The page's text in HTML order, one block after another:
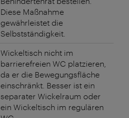
Diese Maßnahme
gewährleistet die
Selbstständigkeit.
Wickeltisch nicht im
barrierefreien WC platzieren,
da er die Bewegungsfläche
einschränkt. Besser ist ein
separater Wickelraum oder
ein Wickeltisch im regulären